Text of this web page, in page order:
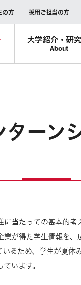
の方 採用ご担当の方
大学紹介・研究
About
ターン
当たっての基本的
が得た学生情報を
るため、学生が夏
います。